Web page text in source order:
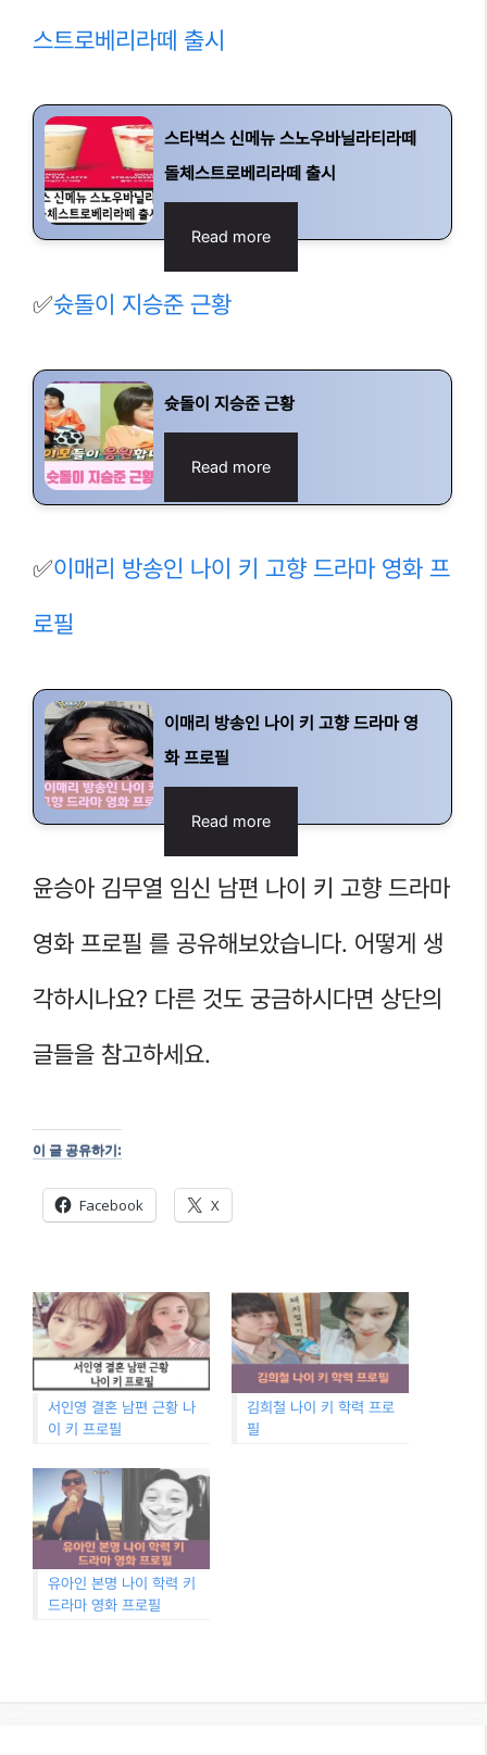
스트로베리라떼 출시
스타벅스 신메뉴 스노우바닐라티라떼
돌체스트로베리라떼 출시
Read more
✅슛돌이 지승준 근황
슛돌이 지승준 근황
Read more
✅이매리 방송인 나이 키 고향 드라마 영화 프
로필
이매리 방송인 나이 키 고향 드라마 영
화 프로필
Read more
윤승아 김무열 임신 남편 나이 키 고향 드라마
영화 프로필 를 공유해보았습니다. 어떻게 생
각하시나요? 다른 것도 궁금하시다면 상단의
글들을 참고하세요.
이 글 공유하기:
Facebook X
서인영 결혼 남편 근황 나
이 키 프로필
김희철 나이 키 학력 프로
필
유아인 본명 나이 학력 키
드라마 영화 프로필